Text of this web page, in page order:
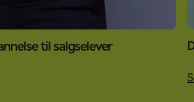
til salgselever